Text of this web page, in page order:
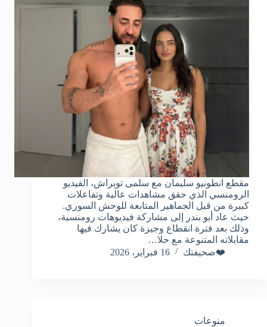
مقطع انطونيو سليمان مع سلمى توبراش، الفيديو
الرومنسي الذي حقق مشاهدات عالية وتفاعلات
كبيرة من قبل الجماهير المتابعة للوحش السوري.
حيث عاد أبو بندر إلى مشاركة فيديوهات رومنسية،
وذلك بعد فترة انقطاع وجيزة كان يشارك فيها
مقابلاته المتنوعة مع حلا…
❤️صحيفتك
16 فبراير، 2026
منوعات